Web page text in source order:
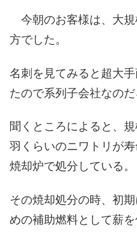
今朝のお客様は、大
方でした。
名刺を見てみると超大
たので系列子会社なのだ
聞くところによると、
羽くらいのニワトリが
焼却炉で処分している。
その焼却処分の時、初
めの補助燃料として薪